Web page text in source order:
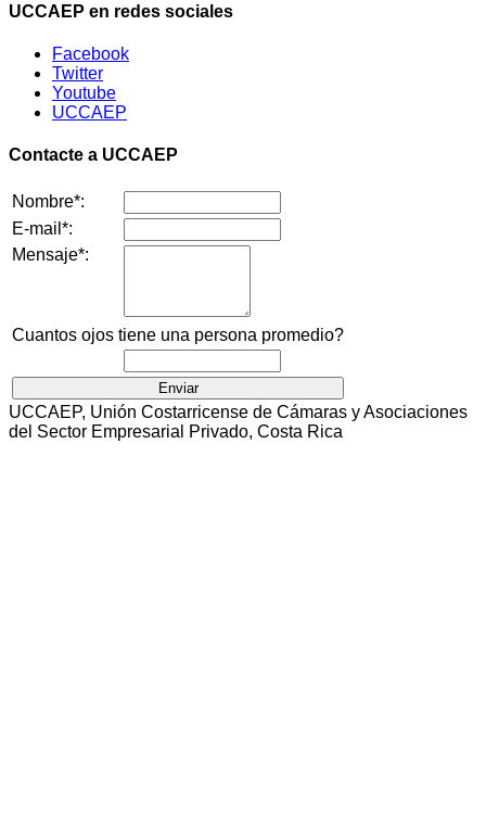
UCCAEP en redes sociales
Facebook
Twitter
Youtube
UCCAEP
Contacte a UCCAEP
Nombre*:
E-mail*:
Mensaje*:
Cuantos ojos tiene una persona promedio?
UCCAEP, Unión Costarricense de Cámaras y Asociaciones
del Sector Empresarial Privado, Costa Rica